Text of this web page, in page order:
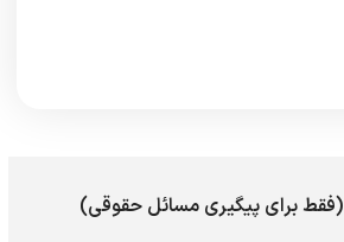
(فقط برای پیگیری مسائل حقوقی)